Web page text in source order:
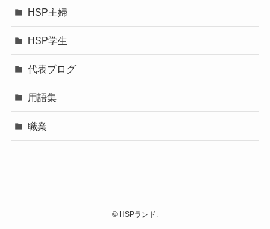
HSP主婦
HSP学生
代表ブログ
用語集
職業
© HSPランド.